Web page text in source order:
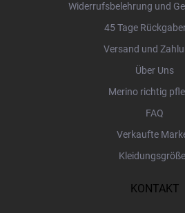
Widerrufsbelehrung und
45 Tage
Versand und
Über Uns
Merino richtig
FAQ
Verkaufte
KONTAKT